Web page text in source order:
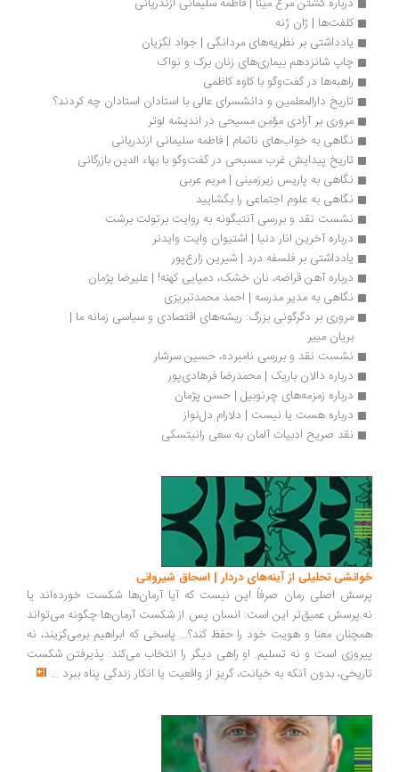
کلفت‌ها | ژان ژنه
یادداشتی بر نظریه‌های مردانگی | جواد لگزیان
چاپ شانزدهم بیماری‌های زنان برک و نواک
راهبه‌ها در گفت‌وگو با کاوه کاظمی
تاریخ دارالمعلمین و دانشسرای عالی با استادان استادان چه کردند؟
مروری بر آزادی مؤمن مسیحی در اندیشه لوتر
نگاهی به خواب‌های ناتمام | فاطمه سلیمانی ازندریانی
تاریخ پیدایش غرب مسیحی در گفت‌وگو با بهاء الدین بازرگانی
نگاهی به پاریس زیرزمینی | مریم عربی
نگاهی به علوم اجتماعی را بگشایید
نشست نقد و بررسی آنتیگونه به روایت برتولت برشت
درباره آخرین انار دنیا | اشتیوان وایت وایدنر
یادداشتی بر فلسفه درد | ‌شیرین زارع‌پور
درباره آهن قراضه، نان خشک، دمپایی کهنه! | علیرضا پژمان
نگاهی به مدیر مدرسه | احمد محمدتبریزی
مروری بر دگرگونی بزرگ: ریشه‌های اقتصادی و سیاسی زمانه ما |
بریان مییر
نشست نقد و بررسی نامبرده، حسین سرشار
درباره دالان باریک | محمدرضا فرهادی‌پور
درباره زمزمه‌های چرنوبیل | حسن پژمان
درباره هست یا نیست | دلارام دل‌نواز
نقد صریح ادبیات آلمان به سعی رانیتسکی
تحلیلی از آینه‌های دردار | اسحاق شیروانی
اصلی رمان صرفاً این نیست که آیا آرمان‌ها شکست خورده‌اند یا
عمیق‌تر این است: انسان پس از شکست آرمان‌ها چگونه می‌تواند
معنا و هویت خود را حفظ کند؟... پاسخی که ابراهیم برمی‌گزیند، نه
است و نه تسلیم. او راهی دیگر را انتخاب می‌کند: پذیرفتن شکست
بدون آنکه به خیانت، گریز از واقعیت یا انکار زندگی پناه ببرد...